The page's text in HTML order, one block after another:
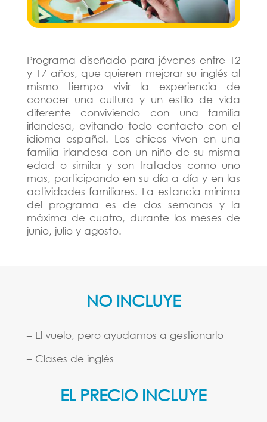
Programa diseñado para jóvenes entre 12
y 17 años, que quieren mejorar su inglés al
mismo tiempo vivir la experiencia de
conocer una cultura y un estilo de vida
diferente conviviendo con una familia
irlandesa, evitando todo contacto con el
idioma español. Los chicos viven en una
familia irlandesa con un niño de su misma
edad o similar y son tratados como uno
mas, participando en su día a día y en las
actividades familiares. La estancia mínima
del programa es de dos semanas y la
máxima de cuatro, durante los meses de
junio, julio y agosto.
NO INCLUYE
– El vuelo, pero ayudamos a gestionarlo
– Clases de inglés
EL PRECIO INCLUYE